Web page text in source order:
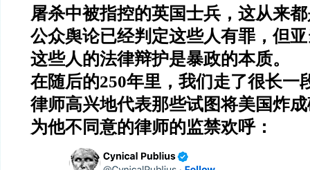
屠杀中被指控的英国士兵，这从来
公众舆论已经判定这些人有罪，但
这些人的法律辩护是暴政的本质。
在随后的250年里，我们走了很长一
律师高兴地代表那些试图将美国炸
为他不同意的律师的监禁欢呼：